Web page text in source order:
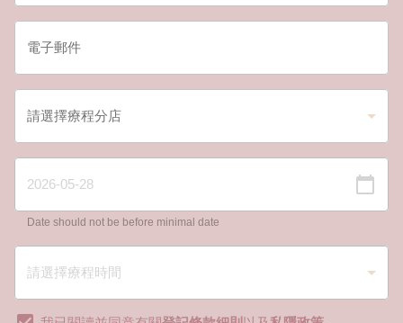
Date should not be before minimal date